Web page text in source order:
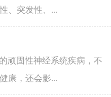
、突发性、...
顽固性神经系统疾病，不
康，还会影...